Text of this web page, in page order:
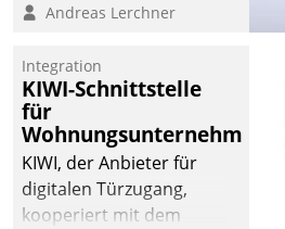
Cockpit für mobile
Datatrain. Die meravis
Wohnungsbau- und
Immobilien GmbH hat
sich dabei für den Betrieb
der Lösung über die SAP
Cloud Platform
Andreas Lerchner
Integration
KIWI-Schnittstelle
für
Wohnungsunternehmen
KIWI, der Anbieter für
digitalen Türzugang,
kooperiert mit dem